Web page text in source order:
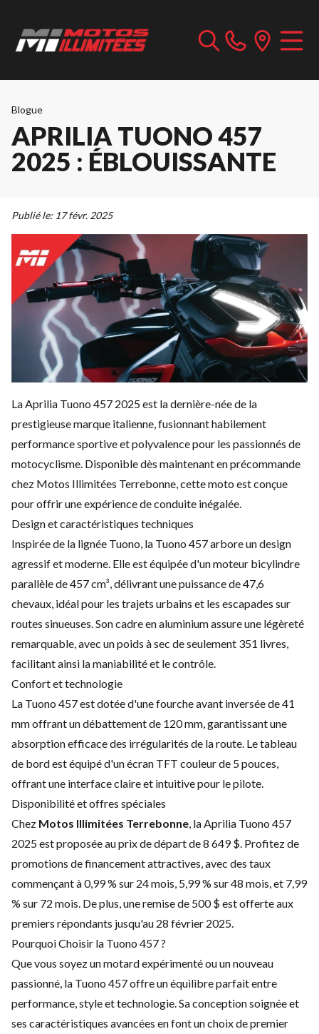
Blogue
APRILIA TUONO 457
2025 : ÉBLOUISSANTE
Publié le: 17 févr. 2025
La Aprilia Tuono 457 2025 est la dernière-née de la
prestigieuse marque italienne, fusionnant habilement
performance sportive et polyvalence pour les passionnés de
motocyclisme. Disponible dès maintenant en précommande
chez Motos Illimitées Terrebonne, cette moto est conçue
pour offrir une expérience de conduite inégalée.
Design et caractéristiques techniques
Inspirée de la lignée Tuono, la Tuono 457 arbore un design
agressif et moderne. Elle est équipée d'un moteur bicylindre
parallèle de 457 cm³, délivrant une puissance de 47,6
chevaux, idéal pour les trajets urbains et les escapades sur
routes sinueuses. Son cadre en aluminium assure une légèreté
remarquable, avec un poids à sec de seulement 351 livres,
facilitant ainsi la maniabilité et le contrôle.
Confort et technologie
La Tuono 457 est dotée d'une fourche avant inversée de 41
mm offrant un débattement de 120 mm, garantissant une
absorption efficace des irrégularités de la route. Le tableau
de bord est équipé d'un écran TFT couleur de 5 pouces,
offrant une interface claire et intuitive pour le pilote.
Disponibilité et offres spéciales
Chez Motos Illimitées Terrebonne, la Aprilia Tuono 457
2025 est proposée au prix de départ de 8 649 $. Profitez de
promotions de financement attractives, avec des taux
commençant à 0,99 % sur 24 mois, 5,99 % sur 48 mois, et 7,99
% sur 72 mois. De plus, une remise de 500 $ est offerte aux
premiers répondants jusqu'au 28 février 2025.
Pourquoi Choisir la Tuono 457 ?
Que vous soyez un motard expérimenté ou un nouveau
passionné, la Tuono 457 offre un équilibre parfait entre
performance, style et technologie. Sa conception soignée et
ses caractéristiques avancées en font un choix de premier